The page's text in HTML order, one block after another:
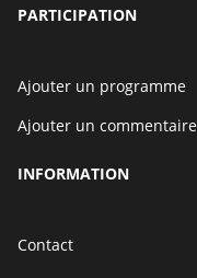
PARTICIPATION
Ajouter un programme
Ajouter un
INFORMATION
Contact